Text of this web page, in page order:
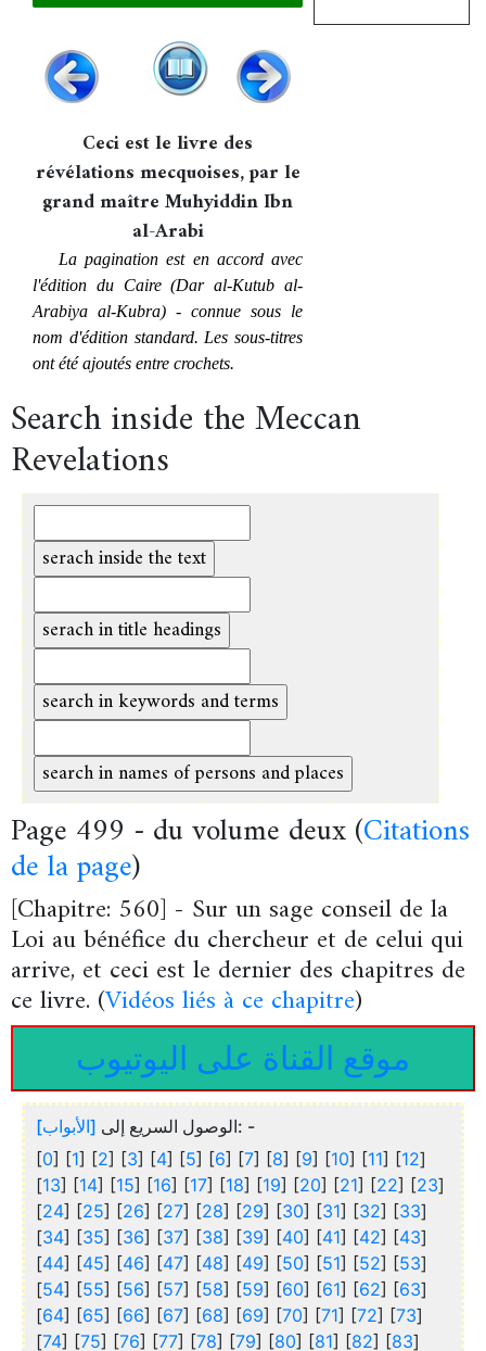
Ceci est le livre des
révélations mecquoises, par le
grand maître Muhyiddin Ibn
al-Arabi
La pagination est en accord avec
l'édition du Caire (Dar al-Kutub al-
Arabiya al-Kubra) - connue sous le
nom d'édition standard. Les sous-titres
ont été ajoutés entre crochets.
Search inside the Meccan
Revelations
Page 499 - du volume deux (Citations
de la page)
[Chapitre: 560] - Sur un sage conseil de la
Loi au bénéfice du chercheur et de celui qui
arrive, et ceci est le dernier des chapitres de
ce livre. (Vidéos liés à ce chapitre)
موقع القناة على اليوتيوب
الوصول السريع إلى [الأبواب]
: -
[0] [1] [2] [3] [4] [5] [6] [7] [8] [9] [10] [11] [12]
[13] [14] [15] [16] [17] [18] [19] [20] [21] [22] [23]
[24] [25] [26] [27] [28] [29] [30] [31] [32] [33]
[34] [35] [36] [37] [38] [39] [40] [41] [42] [43]
[44] [45] [46] [47] [48] [49] [50] [51] [52] [53]
[54] [55] [56] [57] [58] [59] [60] [61] [62] [63]
[64] [65] [66] [67] [68] [69] [70] [71] [72] [73]
[74] [75] [76] [77] [78] [79] [80] [81] [82] [83]